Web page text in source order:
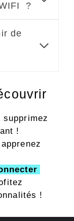
?
de
supprimez
!
!